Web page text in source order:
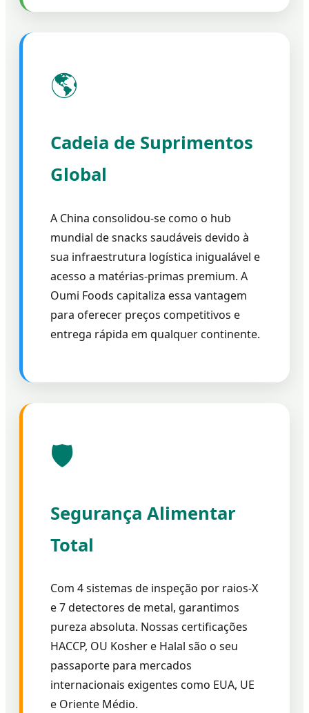
🌎
Cadeia de Suprimentos
Global
A China consolidou-se como o hub
mundial de snacks saudáveis devido à
sua infraestrutura logística inigualável e
acesso a matérias-primas premium. A
Oumi Foods capitaliza essa vantagem
para oferecer preços competitivos e
entrega rápida em qualquer continente.
🛡️
Segurança Alimentar
Total
Com 4 sistemas de inspeção por raios-X
e 7 detectores de metal, garantimos
pureza absoluta. Nossas certificações
HACCP, OU Kosher e Halal são o seu
passaporte para mercados
internacionais exigentes como EUA, UE
e Oriente Médio.